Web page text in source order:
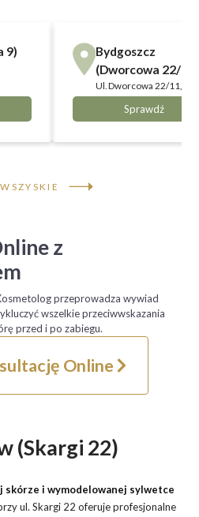
9)
Bydgoszcz
(Dworcowa 22/11)
Ul. Dworcowa 22/11,
Bydgoszcz
Sprawdź
z
przeprowadza wywiad
wszelkie przeciwwskazania
przed i po zabiegu.
Online
(Skargi 22)
skórze i wymodelowanej sylwetce
ul. Skargi 22 oferuje profesjonalne